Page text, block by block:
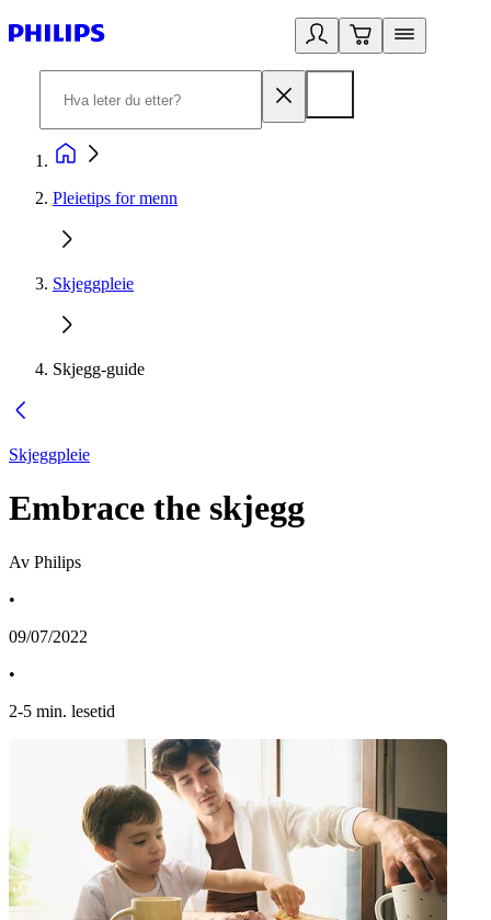
Pleietips for menn
Skjeggpleie
Skjegg-guide
Skjeggpleie
Embrace the skjegg
Av Philips
•
09/07/2022
•
2-5 min. lesetid